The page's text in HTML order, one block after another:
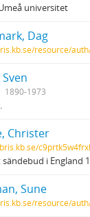
universitet
Dag
resource/
1890-1973
Christer
sändebud i England
Sune
resource/